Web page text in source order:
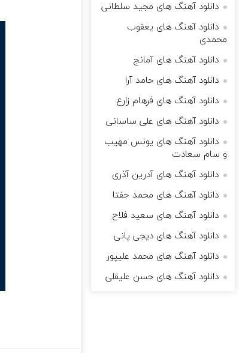
دانلود آهنگ های مجید سلطانی
دانلود آهنگ های یعقوب
محمدی
دانلود آهنگ های آمانج
دانلود آهنگ های حامد آرا
دانلود آهنگ های فرهام زارع
دانلود آهنگ های علی ساسانی
دانلود آهنگ های یونس مهیب
و سام سعادت
دانلود آهنگ های آدرین آذری
دانلود آهنگ های محمد جفتا
دانلود آهنگ های سعید فلاح
دانلود آهنگ های دیجی پانی
دانلود آهنگ های محمد علیپور
دانلود آهنگ های حسن علیقلی